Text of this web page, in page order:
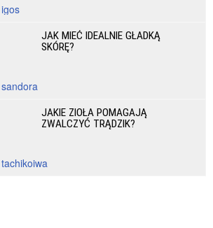
igos
JAK MIEĆ IDEALNIE GŁADKĄ
SKÓRĘ?
sandora
JAKIE ZIOŁA POMAGAJĄ
ZWALCZYĆ TRĄDZIK?
tachikoiwa